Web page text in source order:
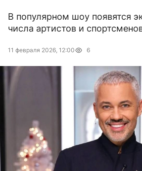
В популярном шоу появятся
числа артистов и
11 февраля 2026, 12:00 6